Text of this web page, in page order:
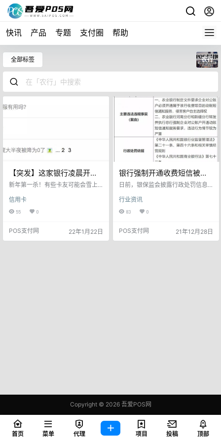
快讯 产品 专题 支付圈 帮助
全部标签 农行
【突发】这家银行凌晨开启
降额模式，6万额度直接归0
新年第一杀！有些卡友可能会雪上
公众号推送年度账单。 农行今年很
大动作最高等级的风控，不是真实
尽量别用农行的去套，用了就是封
降，等风头过了再说吧…… 不妨具体
信用卡
55 0
POS支付网 22年1月22日
银行强制开通收费短信被罚
150万元！附回应…
日前，银保监会披露行政处罚信息
农业银行遭银保监会重罚150万。
据中国银保监会政处罚信息公开表
存在两项违法违规行为：一、农业
银行制定文件要求企业对公账户必
行业资讯
83 0
POS支付网 21年12月28日
Copyright © 2026吾爱POS网
鄂ICP备2021006283号-1
查询 83 次，耗时 0.5575 秒
首页 菜单 代理 项目 投稿 顶部